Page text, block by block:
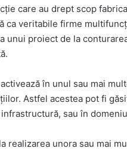
care au drept scop
ca veritabile firme
unui proiect de la
în unul sau mai
Astfel acestea pot fi
sau în
realizarea unora sau mai